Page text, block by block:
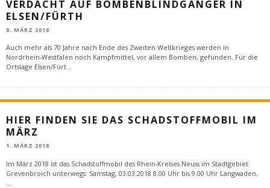
VERDACHT AUF BOMBENBLINDGÄNGER IN
ELSEN/FÜRTH
8. MÄRZ 2018
Auch mehr als 70 Jahre nach Ende des Zweiten Weltkrieges werden in
Nordrhein-Westfalen noch Kampfmittel, vor allem Bomben, gefunden. Für die
Ortslage Elsen/Fürt...
HIER FINDEN SIE DAS SCHADSTOFFMOBIL IM
MÄRZ
1. MÄRZ 2018
Im März 2018 ist das Schadstoffmobil des Rhein-Kreises Neuss im Stadtgebiet
Grevenbroich unterwegs: Samstag, 03.03.2018 8.00 Uhr bis 9.00 Uhr Langwaden,